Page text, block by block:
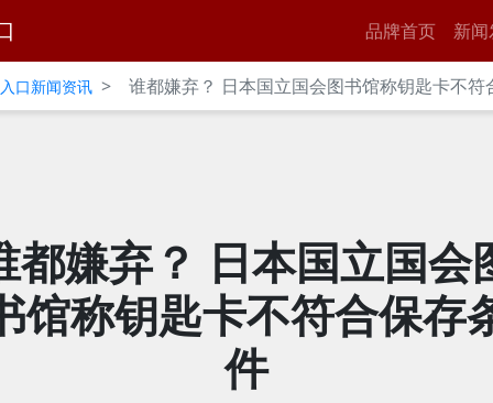
品牌首页 新
口新闻资讯 > 谁都嫌弃？ 日本国立国会图书馆称钥匙卡不符
都嫌弃？ 日本国立国会
馆称钥匙卡不符合保存
件